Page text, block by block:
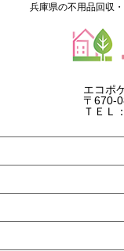
兵庫県の不用品回収
エコポ
〒670-
ＴＥＬ